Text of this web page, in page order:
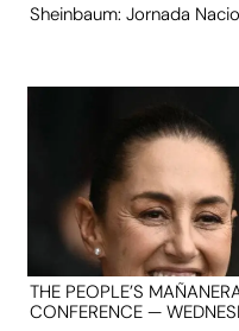
Sheinbaum: Jornada
THE PEOPLE’S
CONFERENCE —